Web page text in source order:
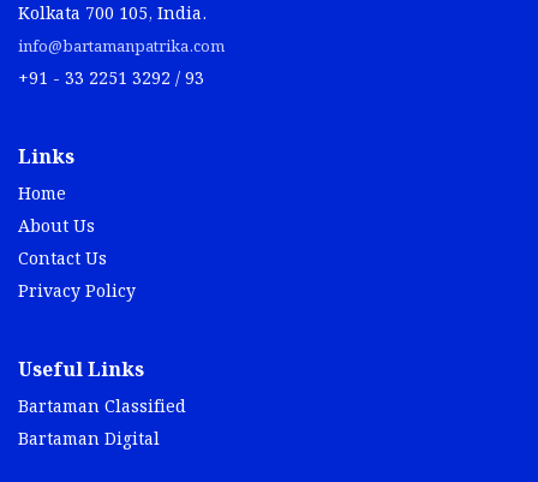
Kolkata 700 105, India.
info@bartamanpatrika.com
+91 - 33 2251 3292 / 93
Links
Home
About Us
Contact Us
Privacy Policy
Useful Links
Bartaman Classified
Bartaman Digital